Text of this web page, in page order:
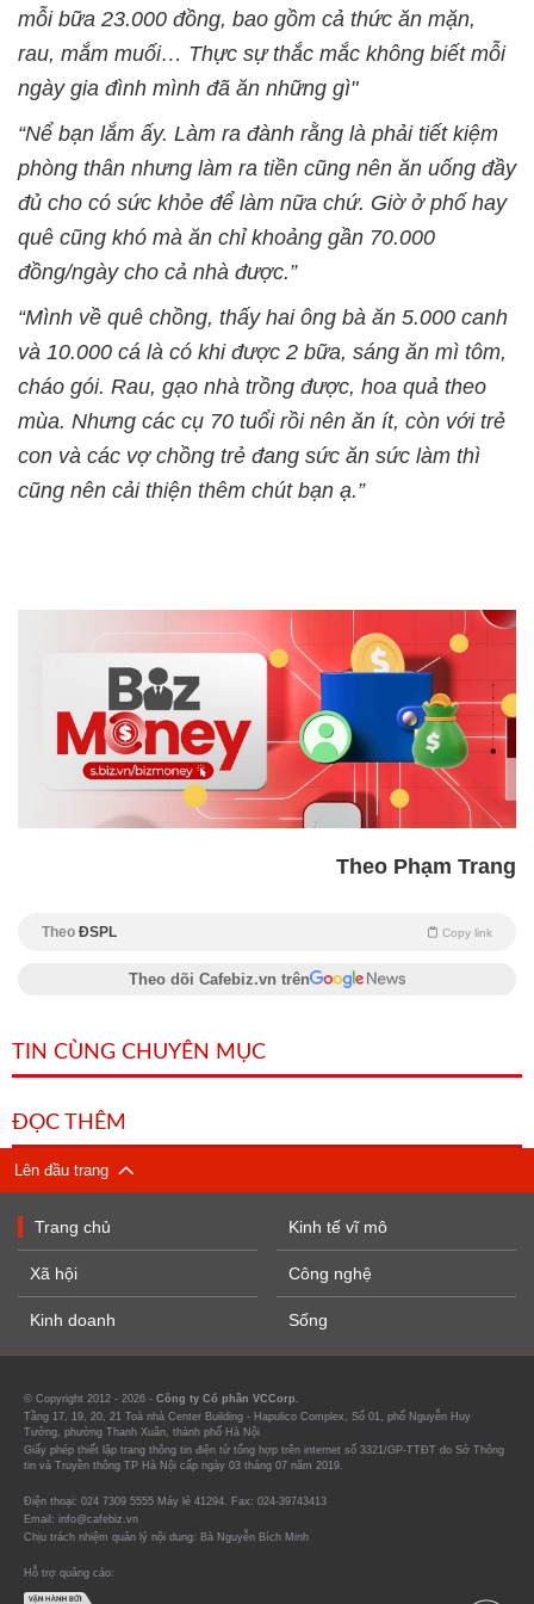
mỗi bữa 23.000 đồng, bao gồm cả thức ăn mặn,
rau, mắm muối… Thực sự thắc mắc không biết mỗi
ngày gia đình mình đã ăn những gì"
“Nể bạn lắm ấy. Làm ra đành rằng là phải tiết kiệm
phòng thân nhưng làm ra tiền cũng nên ăn uống đầy
đủ cho có sức khỏe để làm nữa chứ. Giờ ở phố hay
quê cũng khó mà ăn chỉ khoảng gần 70.000
đồng/ngày cho cả nhà được.”
“Mình về quê chồng, thấy hai ông bà ăn 5.000 canh
và 10.000 cá là có khi được 2 bữa, sáng ăn mì tôm,
cháo gói. Rau, gạo nhà trồng được, hoa quả theo
mùa. Nhưng các cụ 70 tuổi rồi nên ăn ít, còn với trẻ
con và các vợ chồng trẻ đang sức ăn sức làm thì
cũng nên cải thiện thêm chút bạn ạ.”
Theo Phạm Trang
Theo ĐSPL Copy link
Theo dõi Cafebiz.vn trên
TIN CÙNG CHUYÊN MỤC
ĐỌC THÊM
Lên đầu trang
Trang chủ
Xã hội
Kinh doanh
Kinh tế vĩ mô
Công nghệ
Sống
© Copyright 2012 - 2026 - Công ty Cổ phần VCCorp.
Tầng 17, 19, 20, 21 Toà nhà Center Building - Hapulico Complex, Số 01, phố Nguyễn Huy
Tưởng, phường Thanh Xuân, thành phố Hà Nội
Giấy phép thiết lập trang thông tin điện tử tổng hợp trên internet số 3321/GP-TTĐT do Sở Thông
tin và Truyền thông TP Hà Nội cấp ngày 03 tháng 07 năm 2019.
Điện thoại: 024 7309 5555 Máy lẻ 41294. Fax: 024-39743413
Email: info@cafebiz.vn
Chịu trách nhiệm quản lý nội dung: Bà Nguyễn Bích Minh
Hỗ trợ quảng cáo: